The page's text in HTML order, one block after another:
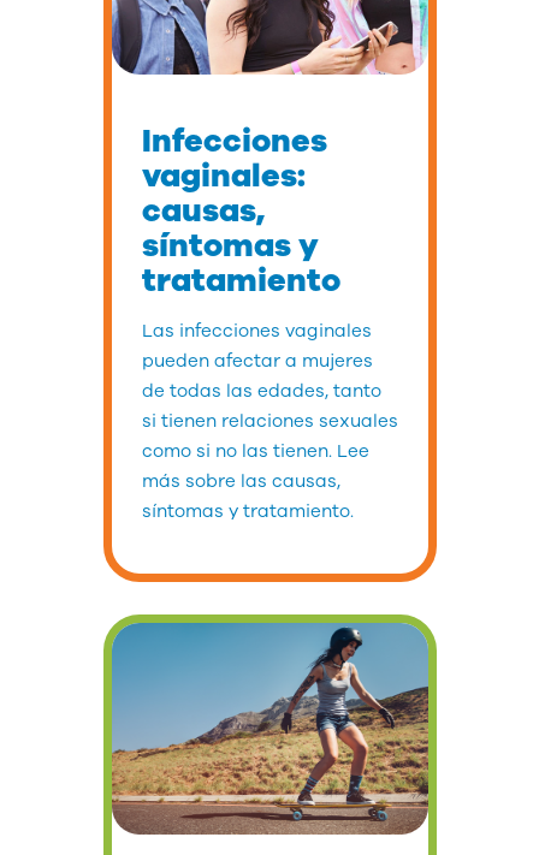
Infecciones
vaginales:
causas,
síntomas y
tratamiento
Las infecciones vaginales
pueden afectar a mujeres
de todas las edades, tanto
si tienen relaciones sexuales
como si no las tienen. Lee
más sobre las causas,
síntomas y tratamiento.